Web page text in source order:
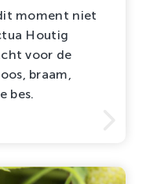
moment niet
Houtig
voor de
braam,
bes.